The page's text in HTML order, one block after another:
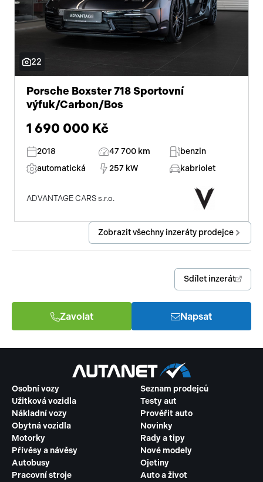
22
Porsche Boxster 718 Sportovní
výfuk/Carbon/Bos
1 690 000 Kč
2018 47 700 km
benzin
automatická
257 kW kabriolet
ADVANTAGE CARS s.r.o.
Zobrazit všechny inzeráty prodejce
Sdílet inzerát
Zavolat Napsat
Osobní vozy
Užitková vozidla
Nákladní vozy
Obytná vozidla
Motorky
Přívěsy a návěsy
Autobusy
Pracovní stroje
Seznam prodejců
Testy aut
Prověřit auto
Novinky
Rady a tipy
Nové modely
Ojetiny
Auto a život